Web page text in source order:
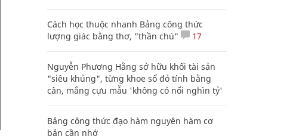
Cách học thuộc nhanh Bảng công thức
lượng giác bằng thơ, "thần chú"
17
Nguyễn Phương Hằng sở hữu khối tài sản
"siêu khủng", từng khoe sổ đỏ tính bằng
cân, mắng cựu mẫu 'không có nổi nghìn tỷ'
Bảng công thức đạo hàm nguyên hàm cơ
bản cần nhớ